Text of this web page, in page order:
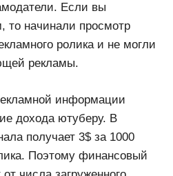
Если вы
то начинали просмотр
ролика и не могли
рекламы.
информации
дохода ютуберу. В
получает 3$ за 1000
Поэтому финансовый